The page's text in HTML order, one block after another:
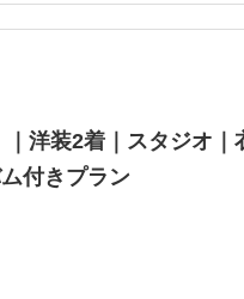
｜洋装2着｜スタジオ｜
付きプラン